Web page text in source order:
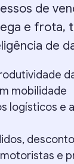
de
e frota,
de
mobilidade
logísticos e
e